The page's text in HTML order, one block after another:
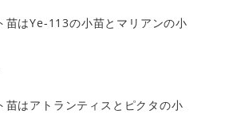
苗はYe-113の小苗とマリアンの小
苗はアトランティスとピクタの小